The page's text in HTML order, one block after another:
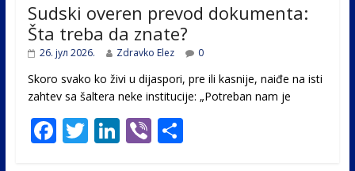
Sudski overen prevod dokumenta:
Šta treba da znate?
26. јул 2026. Zdravko Elez 0
Skoro svako ko živi u dijaspori, pre ili kasnije, naiđe na isti
zahtev sa šaltera neke institucije: „Potreban nam je
F T Li Vi S